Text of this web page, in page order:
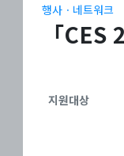
행사ㆍ네트워크
「
지원대상